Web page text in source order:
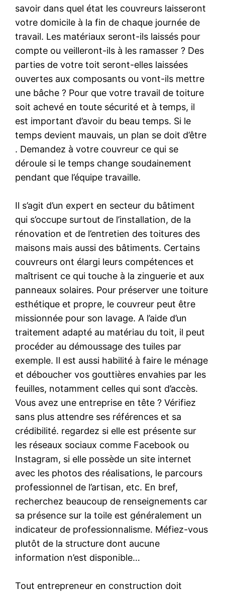
savoir dans quel état les couvreurs laisseront
votre domicile à la fin de chaque journée de
travail. Les matériaux seront-ils laissés pour
compte ou veilleront-ils à les ramasser ? Des
parties de votre toit seront-elles laissées
ouvertes aux composants ou vont-ils mettre
une bâche ? Pour que votre travail de toiture
soit achevé en toute sécurité et à temps, il
est important d’avoir du beau temps. Si le
temps devient mauvais, un plan se doit d’être
. Demandez à votre couvreur ce qui se
déroule si le temps change soudainement
pendant que l’équipe travaille.
Il s’agit d’un expert en secteur du bâtiment
qui s’occupe surtout de l’installation, de la
rénovation et de l’entretien des toitures des
maisons mais aussi des bâtiments. Certains
couvreurs ont élargi leurs compétences et
maîtrisent ce qui touche à la zinguerie et aux
panneaux solaires. Pour préserver une toiture
esthétique et propre, le couvreur peut être
missionnée pour son lavage. A l’aide d’un
traitement adapté au matériau du toit, il peut
procéder au démoussage des tuiles par
exemple. Il est aussi habilité à faire le ménage
et déboucher vos gouttières envahies par les
feuilles, notamment celles qui sont d’accès.
Vous avez une entreprise en tête ? Vérifiez
sans plus attendre ses références et sa
crédibilité. regardez si elle est présente sur
les réseaux sociaux comme Facebook ou
Instagram, si elle possède un site internet
avec les photos des réalisations, le parcours
professionnel de l’artisan, etc. En bref,
recherchez beaucoup de renseignements car
sa présence sur la toile est généralement un
indicateur de professionnalisme. Méfiez-vous
plutôt de la structure dont aucune
information n’est disponible…
Tout entrepreneur en construction doit